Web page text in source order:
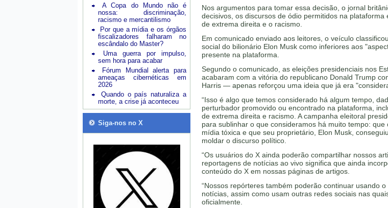
A Copa do Mundo não é
nossa: discriminação,
racismo e mercantilismo
Por que a mídia e os órgãos
fiscalizadores falharam no
escândalo do Master?
Uma guerra por impulso,
sem hora para acabar
Fórum Mundial alerta para
ameaças cibernéticas em
2026
Quando o país naturaliza a
morte, a crise já aconteceu
Siga-nos no X
Nos argumentos para tomar essa decisão, o jornal
decisivos, os discursos de ódio permitidos na plataforma
de extrema direita e o racismo.
Em comunicado enviado aos leitores, o veículo
social do bilionário Elon Musk como inferiores aos
presente na plataforma.
Segundo o comunicado, as eleições presidenciais nos
acabaram com a vitória do republicano Donald Trump
Harris — apenas reforçou uma ideia que já era
“Isso é algo que temos considerado há algum tempo,
perturbador promovido ou encontrado na plataforma,
de extrema direita e racismo. A campanha eleitoral
para sublinhar o que consideramos há muito tempo:
mídia tóxica e que seu proprietário, Elon Musk,
moldar o discurso político.
“Os usuários do X ainda poderão compartilhar nossos
reportagens de notícias ao vivo significa que ainda
conteúdo do X em nossas páginas de artigos.
“Nossos repórteres também poderão continuar usando
notícias, assim como usam outras redes sociais nas
oficialmente.